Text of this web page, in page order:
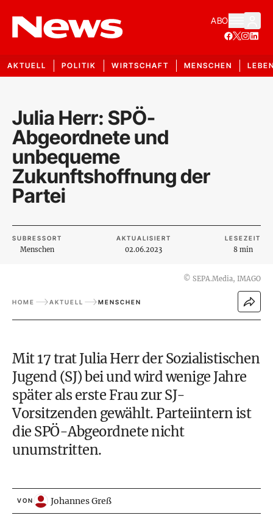
ABO
AKTUELL POLITIK WIRTSCHAFT MENSCHEN
Julia Herr: SPÖ-
Abgeordnete und
unbequeme
Zukunftshoffnung der
Partei
SUBRESSORT
Menschen
AKTUALISIERT
02.06.2023
LESEZEIT
8 min
© SEPA.Media, IMAGO
HOME AKTUELL MENSCHEN
Mit 17 trat Julia Herr der Sozialistischen
Jugend (SJ) bei und wird wenige Jahre
später als erste Frau zur SJ-
Vorsitzenden gewählt. Parteiintern ist
die SPÖ-Abgeordnete nicht
unumstritten.
VON Johannes Greß